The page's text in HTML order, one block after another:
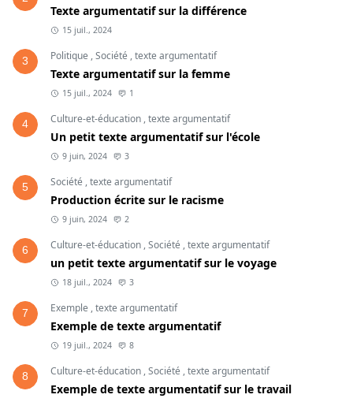
Texte argumentatif sur la différence
15 juil., 2024
3 Politique ,Société ,texte argumentatif
Texte argumentatif sur la femme
15 juil., 2024 1
4 Culture-et-éducation ,texte argumentatif
Un petit texte argumentatif sur l'école
9 juin, 2024 3
5 Société ,texte argumentatif
Production écrite sur le racisme
9 juin, 2024 2
6 Culture-et-éducation ,Société ,texte argumentatif
un petit texte argumentatif sur le voyage
18 juil., 2024 3
7 Exemple ,texte argumentatif
Exemple de texte argumentatif
19 juil., 2024 8
8 Culture-et-éducation ,Société ,texte argumentatif
Exemple de texte argumentatif sur le travail